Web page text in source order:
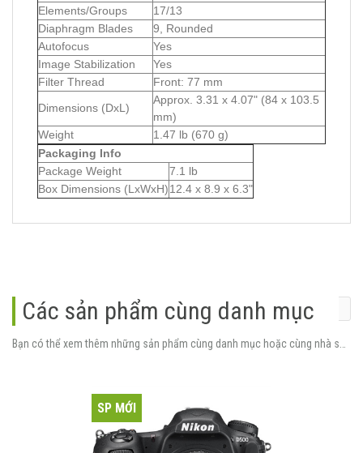
Elements/Groups
17/13
Diaphragm Blades
9, Rounded
Autofocus
Yes
Image Stabilization
Yes
Filter Thread
Front: 77 mm
Dimensions (DxL)
Approx. 3.31 x 4.07" (84 x 103.5
mm)
Weight
1.47 lb (670 g)
Packaging Info
Package Weight
7.1 lb
Box Dimensions (LxWxH)12.4 x 8.9 x 6.3"
Các sản phẩm cùng danh mục
SP MỚI